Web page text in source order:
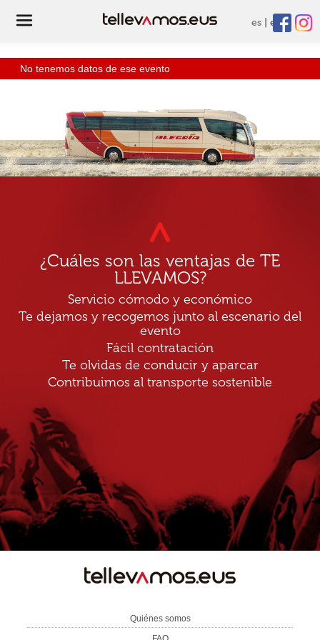
es eu
No tenemos datos de ese evento
¿Cuáles son las ventajas de TE
LLEVAMOS?
Servicio cómodo y económico
Te dejamos y recogemos junto al escenario del
evento
Fácil contratación
Te olvidas de conducir y aparcar
Contribuimos al transporte sostenible
Quiénes somos